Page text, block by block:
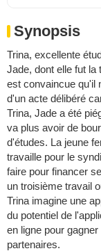
Synopsis
Trina, excellente
Jade, dont elle fut la
est convaincue qu'il
d'un acte délibéré
Trina, Jade a été
va plus avoir de
d'études. La jeune
travaille pour le
faire pour financer
un troisième travail
Trina imagine une
du potentiel de
en ligne pour
partenaires.